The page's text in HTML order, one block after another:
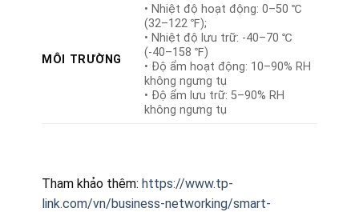
MÔI TRƯỜNG
• Nhiệt độ hoạt động: 0–50 ℃
(32–122 ℉);
• Nhiệt độ lưu trữ: -40–70 ℃
(-40–158 ℉)
• Độ ẩm hoạt động: 10–90% RH
không ngưng tụ
• Độ ẩm lưu trữ: 5–90% RH
không ngưng tụ
Tham khảo thêm: https://www.tp-
link.com/vn/business-networking/smart-